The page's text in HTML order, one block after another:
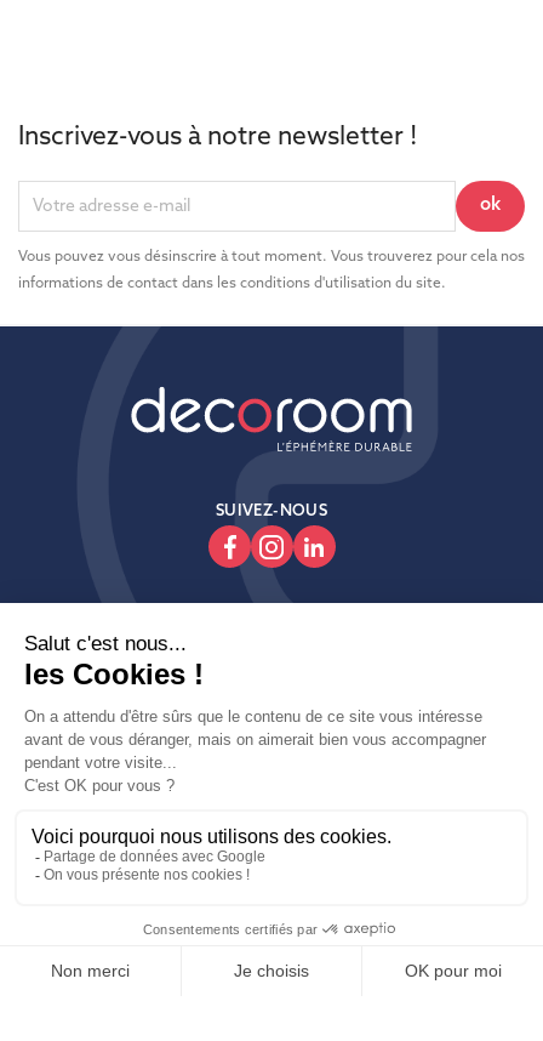
Inscrivez-vous à notre newsletter !
Vous pouvez vous désinscrire à tout moment. Vous trouverez pour cela nos
informations de contact dans les conditions d'utilisation du site.
SUIVEZ-NOUS
Produits
Decoroom
Contactez-Nous
Copyright © fait avec ♥ par wapiti